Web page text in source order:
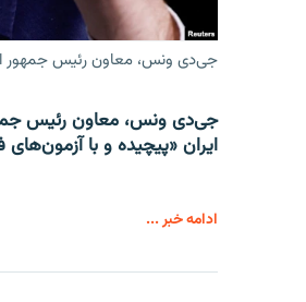
جی‌دی ونس، معاون رئیس جمهور
جی‌دی ونس، معاون رئیس
ایران «پیچیده و با
ادامه خبر ...